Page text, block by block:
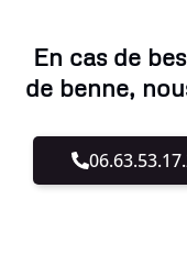
En cas de
de benne,